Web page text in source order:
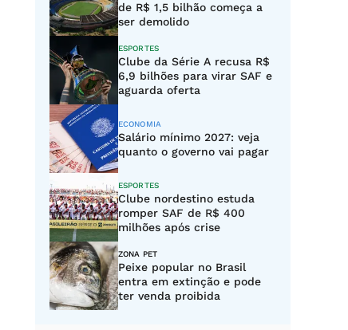
de R$ 1,5 bilhão começa a
ser demolido
ESPORTES
Clube da Série A recusa R$
6,9 bilhões para virar SAF e
aguarda oferta
ECONOMIA
Salário mínimo 2027: veja
quanto o governo vai pagar
ESPORTES
Clube nordestino estuda
romper SAF de R$ 400
milhões após crise
ZONA PET
Peixe popular no Brasil
entra em extinção e pode
ter venda proibida